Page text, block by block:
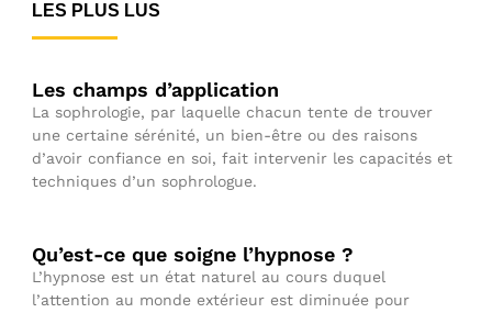
LES PLUS LUS
Les champs d’application
La sophrologie, par laquelle chacun tente de trouver
une certaine sérénité, un bien-être ou des raisons
d’avoir confiance en soi, fait intervenir les capacités et
techniques d’un sophrologue.
Qu’est-ce que soigne l’hypnose ?
L’hypnose est un état naturel au cours duquel
l’attention au monde extérieur est diminuée pour